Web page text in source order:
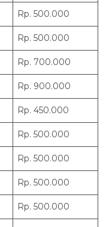
Rp. 500.000
Rp. 500.000
Rp. 700.000
Rp. 900.000
Rp. 450.000
Rp. 500.000
Rp. 500.000
Rp. 500.000
Rp. 500.000